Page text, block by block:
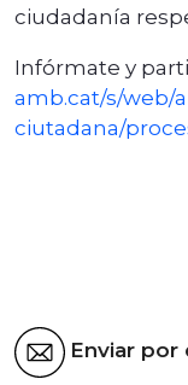
ciudadanía
Infórmate y
amb.cat/s/web/
ciutadana/
Enviar por